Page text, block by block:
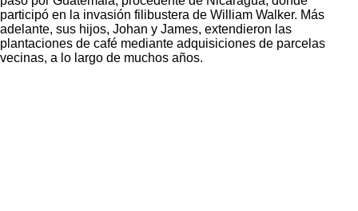
participó en la invasión filibustera de William Walker. Más
adelante, sus hijos, Johan y James, extendieron las
plantaciones de café mediante adquisiciones de parcelas
vecinas, a lo largo de muchos años.